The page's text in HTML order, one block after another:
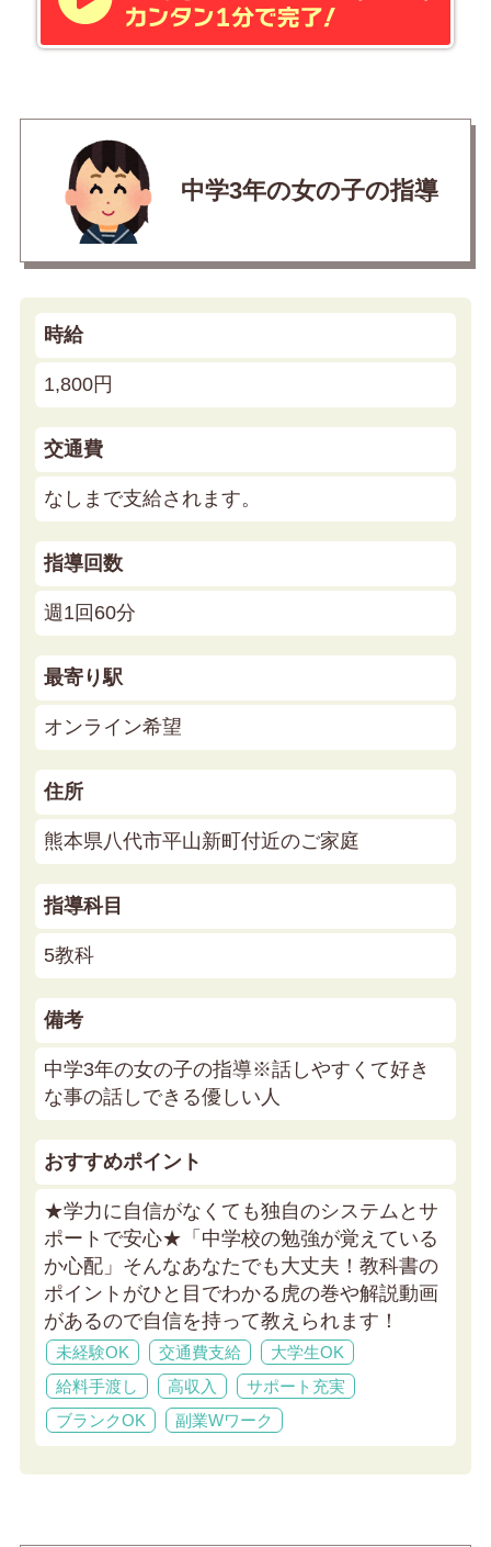
中学3年の女の子の指導
時給
1,800円
交通費
なしまで支給されます。
指導回数
週1回60分
最寄り駅
オンライン希望
住所
熊本県八代市平山新町付近のご家庭
指導科目
5教科
備考
中学3年の女の子の指導※話しやすくて好き
な事の話しできる優しい人
おすすめポイント
★学力に自信がなくても独自のシステムとサ
ポートで安心★ 「中学校の勉強が覚えている
か心配」そんなあなたでも大丈夫！教科書の
ポイントがひと目でわかる虎の巻や解説動画
があるので自信を持って教えられます！
未経験OK 交通費支給
大学生OK
給料手渡し
高収入
サポート充実
ブランクOK
副業Wワーク